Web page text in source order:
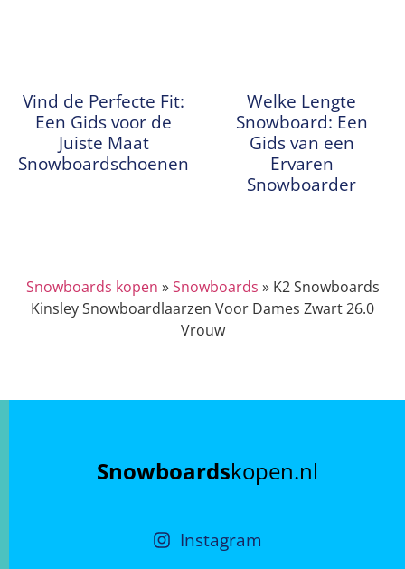
Vind de Perfecte Fit:
Een Gids voor de
Juiste Maat
Snowboardschoenen
Welke Lengte
Snowboard: Een
Gids van een
Ervaren
Snowboarder
Snowboards kopen »Snowboards » K2 Snowboards
Kinsley Snowboardlaarzen Voor Dames Zwart 26.0
Vrouw
Snowboardskopen.nl
Instagram